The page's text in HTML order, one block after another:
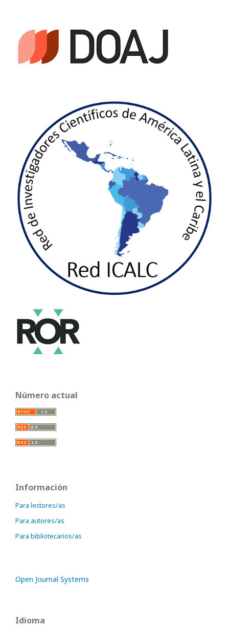
Número actual
Información
Para lectores/as
Para autores/as
Para bibliotecarios/as
Open Journal Systems
Idioma